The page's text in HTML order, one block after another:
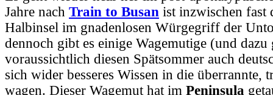
Jahre nach Train to Busan ist inzwischen fast
Halbinsel im gnadenlosen Würgegriff der
dennoch gibt es einige Wagemutige (und dazu
voraussichtlich diesen Spätsommer auch
sich wider besseres Wissen in die überrannte,
wagen. Dieser Wagemut hat im Peninsula